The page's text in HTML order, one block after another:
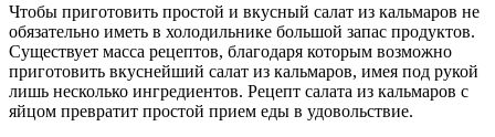
Чтобы приготовить простой и вкусный салат из кальмаров не
обязательно иметь в холодильнике большой запас продуктов.
Существует масса рецептов, благодаря которым возможно
приготовить вкуснейший салат из кальмаров, имея под рукой
лишь несколько ингредиентов. Рецепт салата из кальмаров с
яйцом превратит простой прием еды в удовольствие.